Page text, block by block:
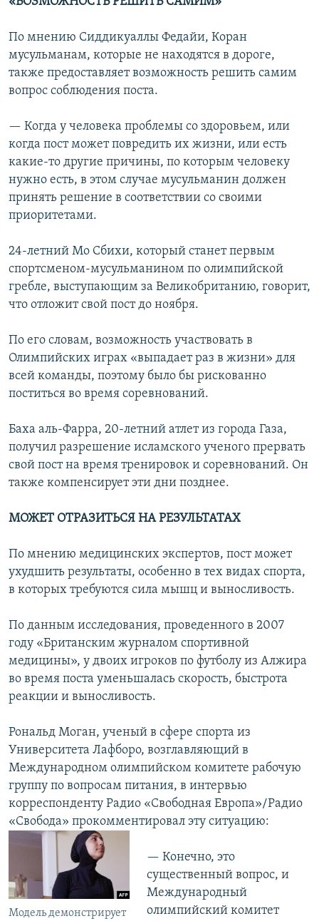
По мнению Сиддикуаллы Федайи, Коран
мусульманам, которые не находятся в дороге,
также предоставляет возможность решить самим
вопрос соблюдения поста.
— Когда у человека проблемы со здоровьем, или
когда пост может повредить их жизни, или есть
какие-то другие причины, по которым человеку
нужно есть, в этом случае мусульманин должен
принять решение в соответствии со своими
приоритетами.
24-летний Мо Сбихи, который станет первым
спортсменом-мусульманином по олимпийской
гребле, выступающим за Великобританию, говорит,
что отложит свой пост до ноября.
По его словам, возможность участвовать в
Олимпийских играх «выпадает раз в жизни» для
всей команды, поэтому было бы рискованно
поститься во время соревнований.
Баха аль-Фарра, 20-летний атлет из города Газа,
получил разрешение исламского ученого прервать
свой пост на время тренировок и соревнований. Он
также компенсирует эти дни позднее.
МОЖЕТ ОТРАЗИТЬСЯ НА РЕЗУЛЬТАТАХ
По мнению медицинских экспертов, пост может
ухудшить результаты, особенно в тех видах спорта,
в которых требуются сила мышц и выносливость.
По данным исследования, проведенного в 2007
году «Британским журналом спортивной
медицины», у двоих игроков по футболу из Алжира
во время поста уменьшалась скорость, быстрота
реакции и выносливость.
Рональд Моган, ученый в сфере спорта из
Университета Лафборо, возглавляющий в
Международном олимпийском комитете рабочую
группу по вопросам питания, в интервью
корреспонденту Радио «Свободная Европа»/Радио
«Свобода» прокомментировал эту ситуацию:
Модель демонстрирует
— Конечно, это
существенный вопрос, и
Международный
олимпийский комитет